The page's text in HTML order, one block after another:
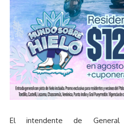
El intendente de General